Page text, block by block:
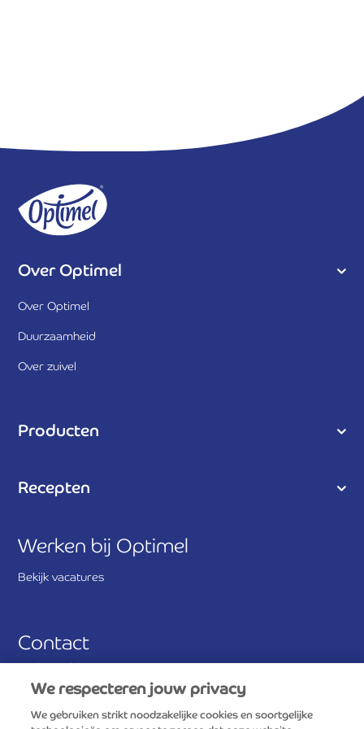
Over Optimel
Over Optimel
Duurzaamheid
Over zuivel
Producten
Recepten
Werken bij Optimel
Bekijk vacatures
Contact
Veelgestelde vragen
We respecteren jouw privacy
We gebruiken strikt noodzakelijke cookies en soortgelijke